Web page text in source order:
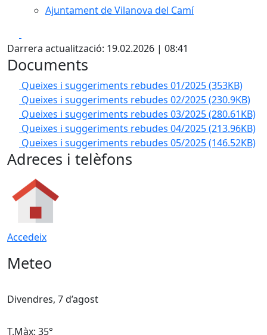
Ajuntament de Vilanova del Camí
Darrera actualització: 19.02.2026 | 08:41
Documents
Queixes i suggeriments rebudes 01/2025(353KB)
Queixes i suggeriments rebudes 02/2025(230.9KB)
Queixes i suggeriments rebudes 03/2025(280.61KB)
Queixes i suggeriments rebudes 04/2025(213.96KB)
Queixes i suggeriments rebudes 05/2025(146.52KB)
Adreces i telèfons
Accedeix
Meteo
Divendres, 7 d’agost
T.Màx: 35°